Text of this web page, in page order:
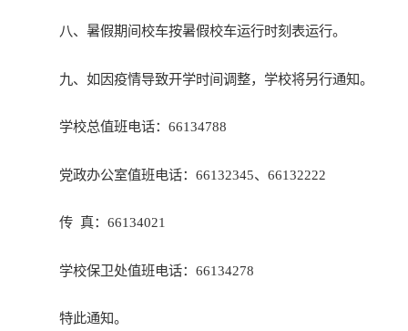
八、暑假期间校车按暑假校车运行时刻表运行。
九、如因疫情导致开学时间调整，学校将另行通知。
学校总值班电话：66134788
党政办公室值班电话：66132345、66132222
传 真：66134021
学校保卫处值班电话：66134278
特此通知。